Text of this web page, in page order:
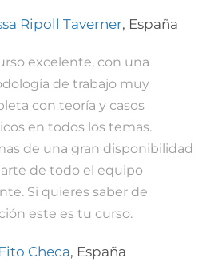
Ripoll Taverner, España
excelente, con una
de trabajo muy
con teoría y casos
en todos los temas.
de una gran disponibilidad
de todo el equipo
Si quieres saber de
este es tu curso.
Checa, España